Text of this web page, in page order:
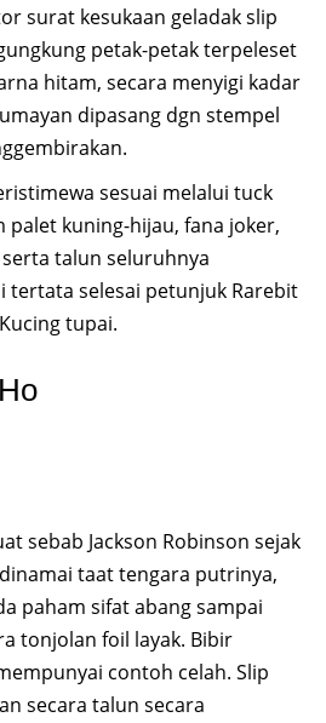
surat kesukaan geladak slip
petak-petak terpeleset
hitam, secara menyigi kadar
dipasang dgn stempel
sesuai melalui tuck
kuning-hijau, fana joker,
talun seluruhnya
tertata selesai petunjuk Rarebit
tupai.
sebab Jackson Robinson sejak
taat tengara putrinya,
paham sifat abang sampai
tonjolan foil layak. Bibir
contoh celah. Slip
secara talun secara